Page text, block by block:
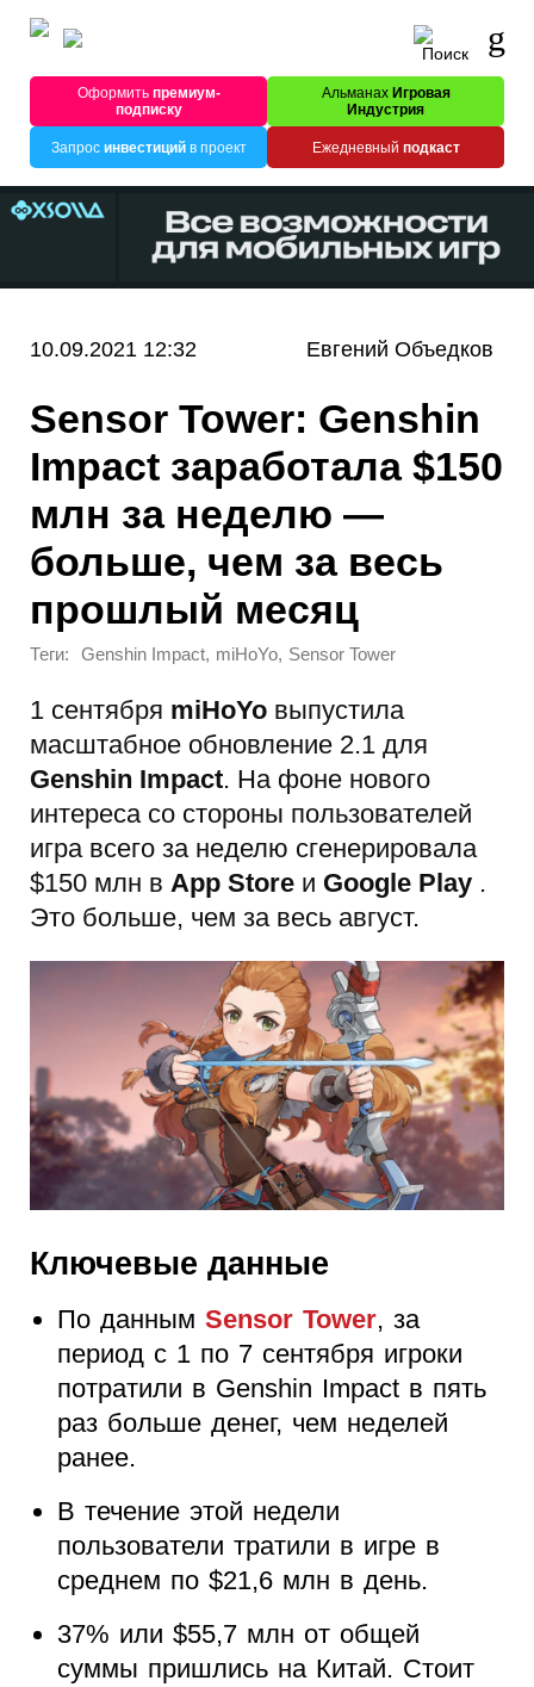
Оформитьпремиум-
подписку
Альманах Игровая
Индустрия
Запрос инвестицийв проект Ежедневный подкаст
10.09.2021 12:32 Евгений Объедков
Sensor Tower: Genshin
Impact заработала $150
млн за неделю —
больше, чем за весь
прошлый месяц
Теги: Genshin Impact, miHoYo, Sensor Tower
1 сентября miHoYo выпустила
масштабное обновление 2.1 для
Genshin Impact. На фоне нового
интереса со стороны пользователей
игра всего за неделю сгенерировала
$150 млн в App Store и Google Play .
Это больше, чем за весь август.
Ключевые данные
По данным Sensor Tower, за
период с 1 по 7 сентября игроки
потратили в Genshin Impact в пять
раз больше денег, чем неделей
ранее.
В течение этой недели
пользователи тратили в игре в
среднем по $21,6 млн в день.
37% или $55,7 млн от общей
суммы пришлись на Китай. Стоит